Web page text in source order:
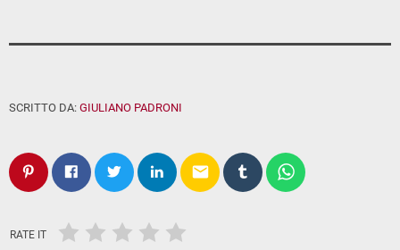
SCRITTO DA: GIULIANO PADRONI
email
RATE IT